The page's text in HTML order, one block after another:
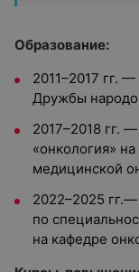
Образование:
2011–2017 гг.
Дружбы
2017–2018 гг.
«онкология»
медицинской
2022–2025
по
на кафедре